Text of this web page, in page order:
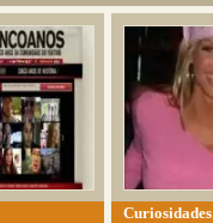
Curiosidades